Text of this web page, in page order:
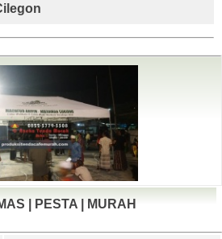
| PESTA | MURAH